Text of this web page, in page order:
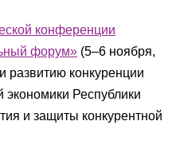
конференции
форум» (5–6 ноября,
развитию конкуренции
экономики Республики
и защиты конкурентной